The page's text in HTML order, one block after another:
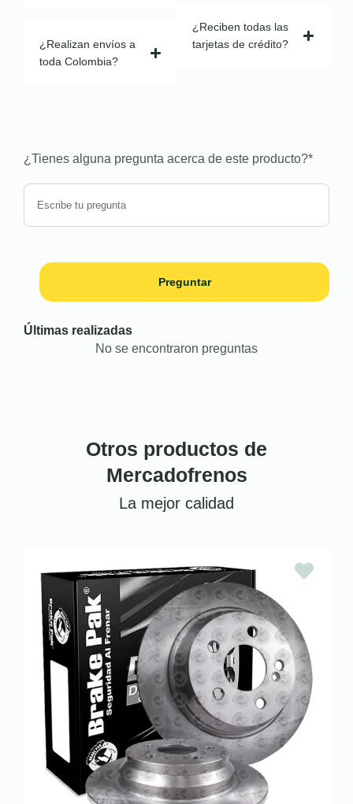
¿Realizan envíos a
toda Colombia?
¿Reciben todas las
tarjetas de crédito?
¿Tienes alguna pregunta acerca de este producto?*
Preguntar
Últimas realizadas
No se encontraron preguntas
Otros productos de
Mercadofrenos
La mejor calidad